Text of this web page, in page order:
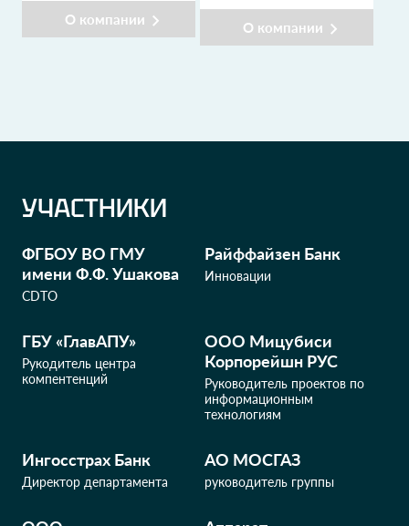
О компании О компании
УЧАСТНИКИ
ФГБОУ ВО ГМУ
имени Ф.Ф. Ушакова
CDTO
Райффайзен Банк
Инновации
ГБУ «ГлавАПУ»
Рукодитель центра
компентенций
ООО Мицубиси
Корпорейшн РУС
Руководитель проектов по
информационным
технологиям
Ингосстрах Банк
Директор департамента
АО МОСГАЗ
руководитель группы